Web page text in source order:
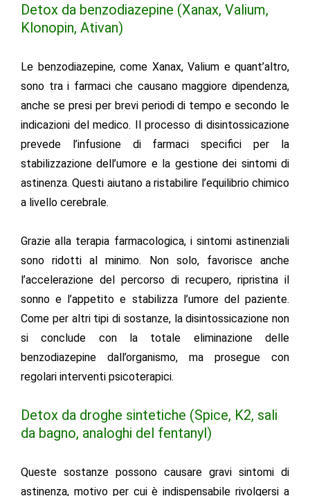
Detox da benzodiazepine (Xanax, Valium,
Klonopin, Ativan)
Le benzodiazepine, come Xanax, Valium e quant’altro,
sono tra i farmaci che causano maggiore dipendenza,
anche se presi per brevi periodi di tempo e secondo le
indicazioni del medico. Il processo di disintossicazione
prevede l’infusione di farmaci specifici per la
stabilizzazione dell’umore e la gestione dei sintomi di
astinenza. Questi aiutano a ristabilire l’equilibrio chimico
a livello cerebrale.
Grazie alla terapia farmacologica, i sintomi astinenziali
sono ridotti al minimo. Non solo, favorisce anche
l’accelerazione del percorso di recupero, ripristina il
sonno e l’appetito e stabilizza l’umore del paziente.
Come per altri tipi di sostanze, la disintossicazione non
si conclude con la totale eliminazione delle
benzodiazepine dall’organismo, ma prosegue con
regolari interventi psicoterapici.
Detox da droghe sintetiche (Spice, K2, sali
da bagno, analoghi del fentanyl)
Queste sostanze possono causare gravi sintomi di
astinenza, motivo per cui è indispensabile rivolgersi a